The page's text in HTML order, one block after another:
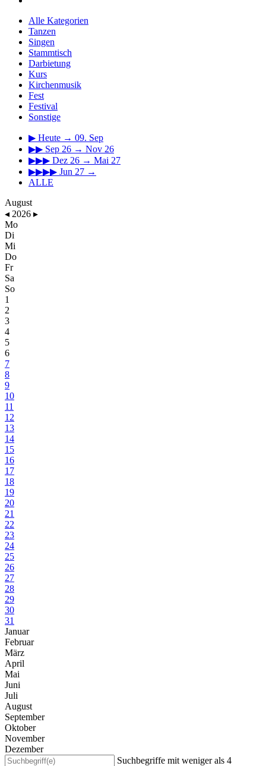
Alle Kategorien
Tanzen
Singen
Stammtisch
Darbietung
Kurs
Kirchenmusik
Fest
Festival
Sonstige
▶ Heute → 09. Sep
▶▶ Sep 26 → Nov 26
▶▶▶ Dez 26 → Mai 27
▶▶▶▶ Jun 27 →
ALLE
August
◂ 2026 ▸
Mo
Di
Mi
Do
Fr
Sa
So
1
2
3
4
5
6
7
8
9
10
11
12
13
14
15
16
17
18
19
20
21
22
23
24
25
26
27
28
29
30
31
Januar
Februar
März
April
Mai
Juni
Juli
August
September
Oktober
November
Dezember
Suchbegriffe mit weniger als 4